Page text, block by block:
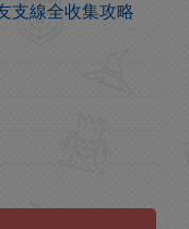
支線全收集攻略